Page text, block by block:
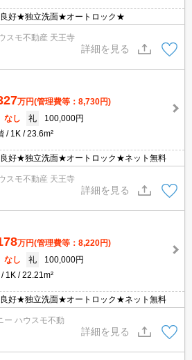
好★独立洗面★オートロック★
スモ不動産 天王寺
詳細を見る
万円(管理費等：8,730円)
なし 礼
100,000円
1K 23.6m²
好★独立洗面★オートロック★ネット無料
スモ不動産 天王寺
詳細を見る
万円(管理費等：8,220円)
なし 礼
100,000円
1K 22.21m²
好★独立洗面★オートロック★ネット無料
ー ハウスモ不動
詳細を見る